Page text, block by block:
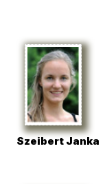
Szeibert Janka